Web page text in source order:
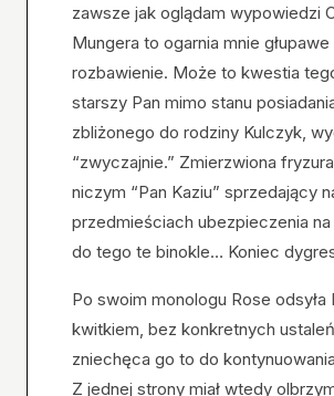
zawsze jak oglądam wypowiedzi
Mungera to ogarnia mnie głupawe
rozbawienie. Może to kwestia
starszy Pan mimo stanu
zbliżonego do rodziny Kulczyk,
“zwyczajnie.” Zmierzwiona
niczym “Pan Kaziu” sprzedający
przedmieściach ubezpieczenia
do tego te binokle… Koniec
Po swoim monologu Rose odsyła
kwitkiem, bez konkretnych
zniechęca go to do
Z jednej strony miał wtedy